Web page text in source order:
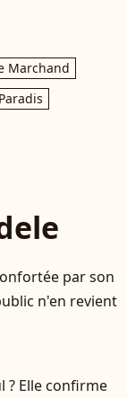
Marchand
par son
n'en revient
? Elle confirme